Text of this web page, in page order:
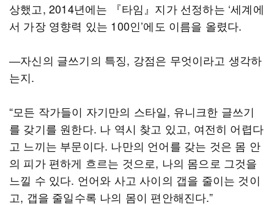
상했고, 2014년에는 『타임』지가 선정하는 ‘세계에
서 가장 영향력 있는 100인’에도 이름을 올렸다.
―자신의 글쓰기의 특징, 강점은 무엇이라고 생각하
는지.
“모든 작가들이 자기만의 스타일, 유니크한 글쓰기
를 갖기를 원한다. 나 역시 찾고 있고, 여전히 어렵다
고 느끼는 부문이다. 나만의 언어를 갖는 것은 몸 안
의 피가 편하게 흐르는 것으로, 나의 몸으로 그것을
느낄 수 있다. 언어와 사고 사이의 갭을 줄이는 것이
고, 갭을 줄일수록 나의 몸이 편안해진다.”